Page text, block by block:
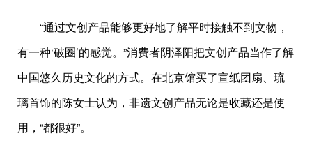
“通过文创产品能够更好地了解平时接触不到文物，
有一种‘破圈’的感觉。”消费者阴泽阳把文创产品当作了解
中国悠久历史文化的方式。在北京馆买了宣纸团扇、琉
璃首饰的陈女士认为，非遗文创产品无论是收藏还是使
用，“都很好”。